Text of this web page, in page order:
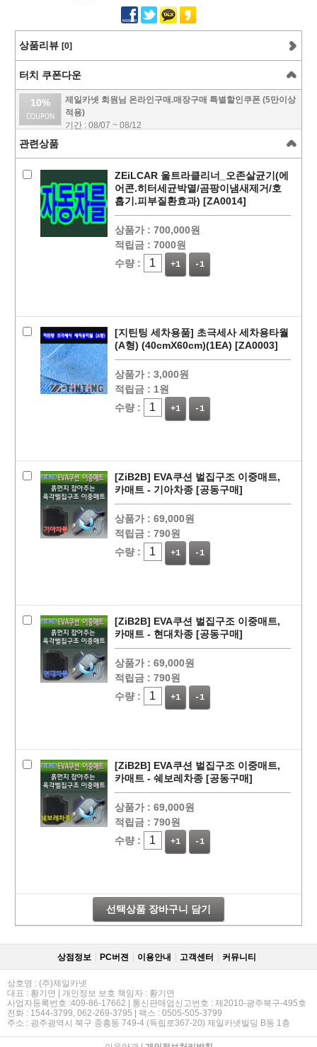
페이코 라이
PAYCO 바로
구매
상품리뷰 [0]
터치 쿠폰다운
10%
제일카넷 회원님 온라인구매.매장구매 특별할인쿠폰 (5만이상
적용)
기간 : 08/07 ~ 08/12
관련상품
ZEiLCAR 울트라클리너_오존살균기(에
어콘.히터세균박멸/곰팡이냄새제거/호
흡기.피부질환효과) [ZA0014]
상품가 : 700,000원
적립금 : 7000원
수량 :
+1 -1
[지틴팅 세차용품] 초극세사 세차용타월
(A형) (40cmX60cm)(1EA) [ZA0003]
상품가 : 3,000원
적립금 : 1원
수량 :
+1 -1
[ZiB2B] EVA쿠션 벌집구조 이중매트,
카매트 - 기아차종 [공동구매]
상품가 : 69,000원
적립금 : 790원
수량 :
+1 -1
[ZiB2B] EVA쿠션 벌집구조 이중매트,
카매트 - 현대차종 [공동구매]
상품가 : 69,000원
적립금 : 790원
수량 :
+1 -1
[ZiB2B] EVA쿠션 벌집구조 이중매트,
카매트 - 쉐보레차종 [공동구매]
상품가 : 69,000원
적립금 : 790원
수량 :
+1 -1
선택상품 장바구니 담기
상점정보 PC버젼 이용안내 고객센터 커뮤니티
상호명 : (주)제일카넷
대표 : 황기연 | 개인정보 보호 책임자 : 황기연
사업자등록번호 :409-86-17662 | 통신판매업신고번호 : 제2010-광주북구-495호
전화 : 1544-3799, 062-269-3795 | 팩스 : 0505-505-3799
주소 : 광주광역시 북구 중흥동 749-4 (독립로367-20) 제일카넷빌딩 B동 1층